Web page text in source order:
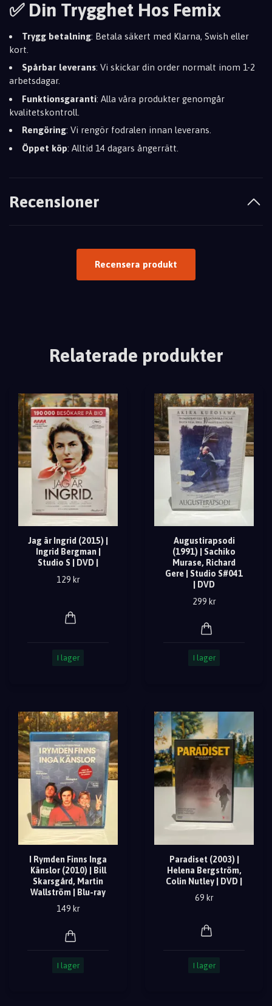
✅ Din Trygghet Hos Femix
Trygg betalning: Betala säkert med Klarna, Swish eller
kort.
Spårbar leverans: Vi skickar din order normalt inom 1-2
arbetsdagar.
Funktionsgaranti: Alla våra produkter genomgår
kvalitetskontroll.
Rengöring: Vi rengör fodralen innan leverans.
Öppet köp: Alltid 14 dagars ångerrätt.
Recensioner
Recensera produkt
Relaterade produkter
Jag är Ingrid (2015) |
Ingrid Bergman |
Studio S | DVD |
129 kr
I lager
Augustirapsodi
(1991) | Sachiko
Murase, Richard
Gere | Studio S#041
| DVD
299 kr
I lager
I Rymden Finns Inga
Känslor (2010) | Bill
Skarsgård, Martin
Wallström | Blu-ray
149 kr
I lager
Paradiset (2003) |
Helena Bergström,
Colin Nutley | DVD |
69 kr
I lager